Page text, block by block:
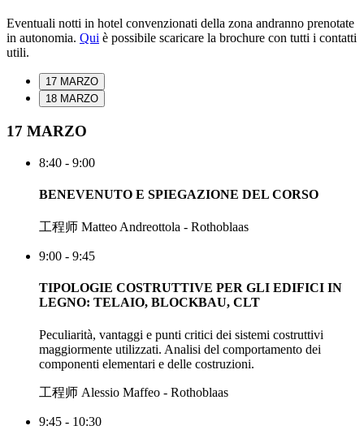
Eventuali notti in hotel convenzionati della zona andranno prenotate
in autonomia. Qui è possibile scaricare la brochure con tutti i contatti
utili.
17 MARZO
18 MARZO
17 MARZO
8:40 - 9:00
BENEVENUTO E SPIEGAZIONE DEL CORSO
工程师 Matteo Andreottola - Rothoblaas
9:00 - 9:45
TIPOLOGIE COSTRUTTIVE PER GLI EDIFICI IN
LEGNO: TELAIO, BLOCKBAU, CLT
Peculiarità, vantaggi e punti critici dei sistemi costruttivi
maggiormente utilizzati. Analisi del comportamento dei
componenti elementari e delle costruzioni.
工程师 Alessio Maffeo - Rothoblaas
9:45 - 10:30